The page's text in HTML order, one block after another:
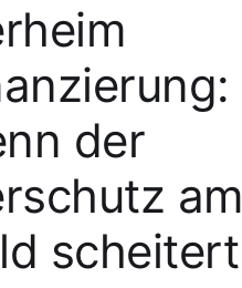
der
am
scheitert